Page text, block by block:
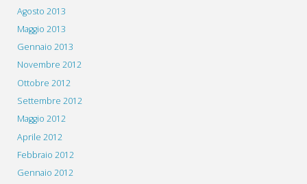
Agosto 2013
Maggio 2013
Gennaio 2013
Novembre 2012
Ottobre 2012
Settembre 2012
Maggio 2012
Aprile 2012
Febbraio 2012
Gennaio 2012